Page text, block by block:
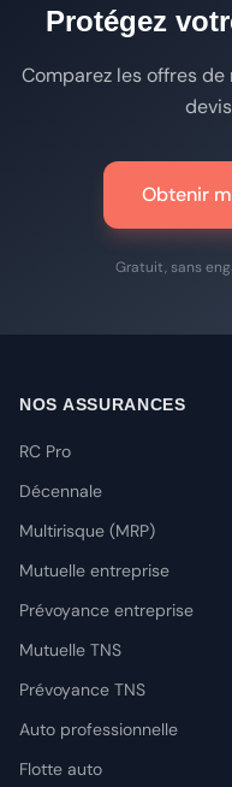
Protégez
Comparez les offres
Obtenir
Gratuit, sans
NOS ASSURANCES
RC Pro
Décennale
Multirisque (MRP)
Mutuelle entreprise
Prévoyance entreprise
Mutuelle TNS
Prévoyance TNS
Auto professionnelle
Flotte auto